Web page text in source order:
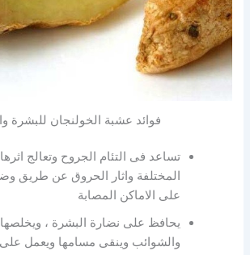
فوائد عشبة الخولنجان للبشرة
تساعد فى التئام الجروح وتعالج اثرها
المختلفة واثار الحروق عن طريق
على الاماكن المصابة
يحافظ على نضارة البشرة ،
والشوائب وينقى مسامها ويعمل على